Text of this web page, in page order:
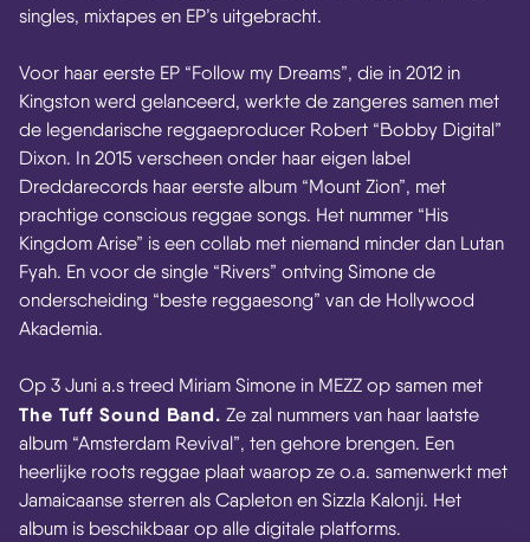
singles, mixtapes en EP’s uitgebracht.
Voor haar eerste EP “Follow my Dreams”, die in 2012 in
Kingston werd gelanceerd, werkte de zangeres samen met
de legendarische reggaeproducer Robert “Bobby Digital”
Dixon. In 2015 verscheen onder haar eigen label
Dreddarecords haar eerste album “Mount Zion”, met
prachtige conscious reggae songs. Het nummer “His
Kingdom Arise” is een collab met niemand minder dan Lutan
Fyah. En voor de single “Rivers” ontving Simone de
onderscheiding “beste reggaesong” van de Hollywood
Akademia.
Op 3 Juni a.s treed Miriam Simone in MEZZ op samen met
The Tuff Sound Band. Ze zal nummers van haar laatste
album “Amsterdam Revival”, ten gehore brengen. Een
heerlijke roots reggae plaat waarop ze o.a. samenwerkt met
Jamaicaanse sterren als Capleton en Sizzla Kalonji. Het
album is beschikbaar op alle digitale platforms.